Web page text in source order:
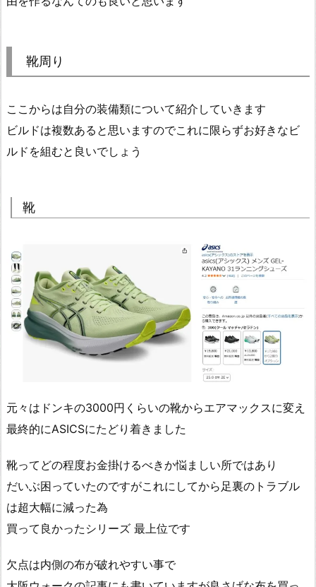
靴周り
ここからは自分の装備類について紹介していきます
ビルドは複数あると思いますのでこれに限らずお好きなビ
ルドを組むと良いでしょう
靴
元々はドンキの3000円くらいの靴からエアマックスに変え
最終的にASICSにたどり着きました
靴ってどの程度お金掛けるべきか悩ましい所ではあり
だいぶ困っていたのですがこれにしてから足裏のトラブル
は超大幅に減った為
買って良かったシリーズ 最上位です
欠点は内側の布が破れやすい事で